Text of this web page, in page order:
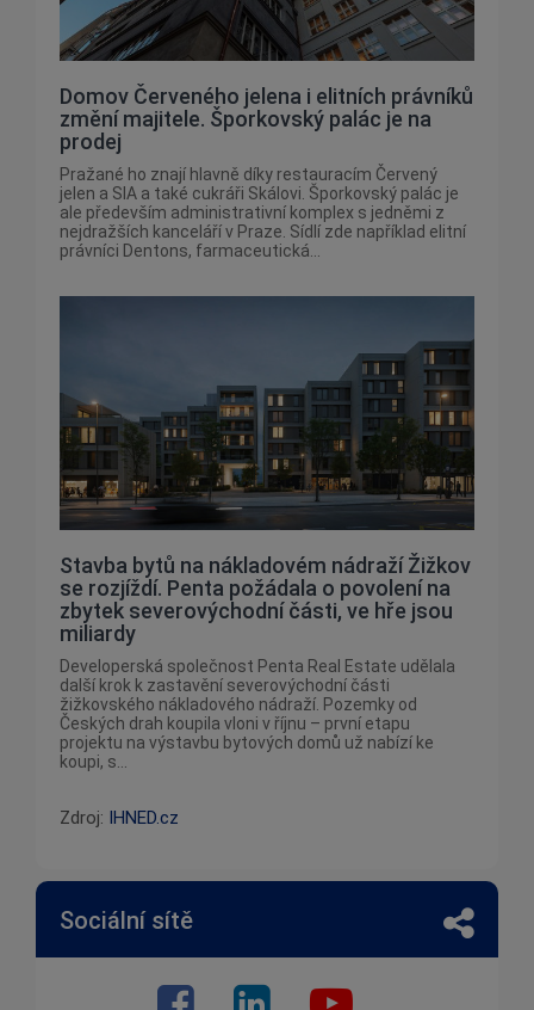
Domov Červeného jelena i elitních právníků
změní majitele. Šporkovský palác je na
prodej
Pražané ho znají hlavně díky restauracím Červený
jelen a SIA a také cukráři Skálovi. Šporkovský palác je
ale především administrativní komplex s jedněmi z
nejdražších kanceláří v Praze. Sídlí zde například elitní
právníci Dentons, farmaceutická...
Stavba bytů na nákladovém nádraží Žižkov
se rozjíždí. Penta požádala o povolení na
zbytek severovýchodní části, ve hře jsou
miliardy
Developerská společnost Penta Real Estate udělala
další krok k zastavění severovýchodní části
žižkovského nákladového nádraží. Pozemky od
Českých drah koupila vloni v říjnu – první etapu
projektu na výstavbu bytových domů už nabízí ke
koupi, s...
Zdroj: IHNED.cz
Sociální sítě